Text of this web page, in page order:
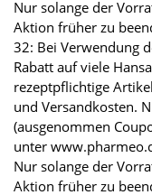
Nur solange der
Aktion früher zu
32: Bei Verwendung
Rabatt auf viele
rezeptpflichtige
und Versandkosten.
(ausgenommen
unter
Nur solange der
Aktion früher zu